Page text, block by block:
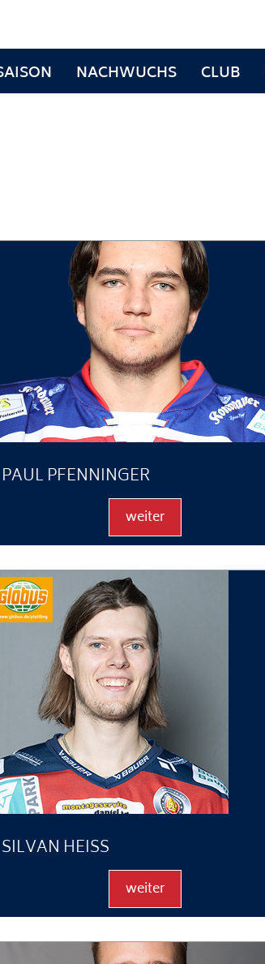
NACHWUCHS CLUB
PAUL PFENNINGER
weiter
SILVAN HEISS
weiter